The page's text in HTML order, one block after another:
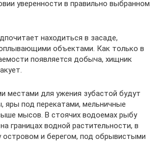
уверенности в правильно выбранном
находиться в засаде,
объектами. Как только в
появляется добыча, хищник
местами для ужения зубастой будут
яры под перекатами, мельничные
мысов. В стоячих водоемах рыбу
границах водной растительности, в
островом и берегом, под обрывистыми